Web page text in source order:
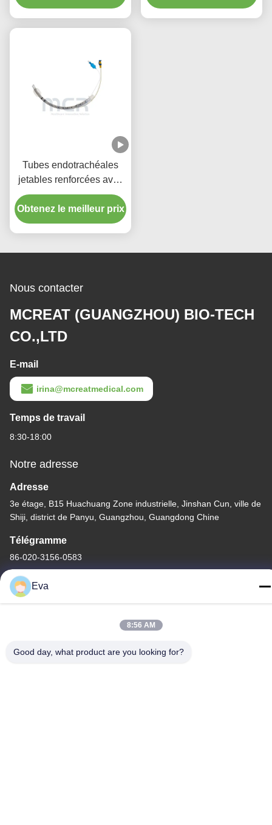
pour une garantie de
Tubes endotrachéales
jetables renforcées avec
port d'aspiration micro-
mince menotté en PU
Obtenez le meilleur prix
Nous contacter
MCREAT (GUANGZHOU) BIO-TECH
CO.,LTD
E-mail
irina@mcreatmedical.com
Temps de travail
8:30-18:00
Notre adresse
Adresse
3e étage, B15 Huachuang Zone industrielle, Jinshan Cun, ville de
Shiji, district de Panyu, Guangzhou, Guangdong Chine
Télégramme
86-020-3156-0583
Chine Bonne qualité Système d'aspiration fermé Le fournisseur.
droits réservés.
Eva
8:56 AM
Good day, what product are you looking for?